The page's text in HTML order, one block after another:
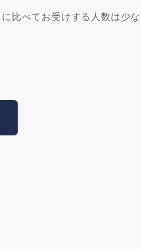
比べてお受けする人数は少な